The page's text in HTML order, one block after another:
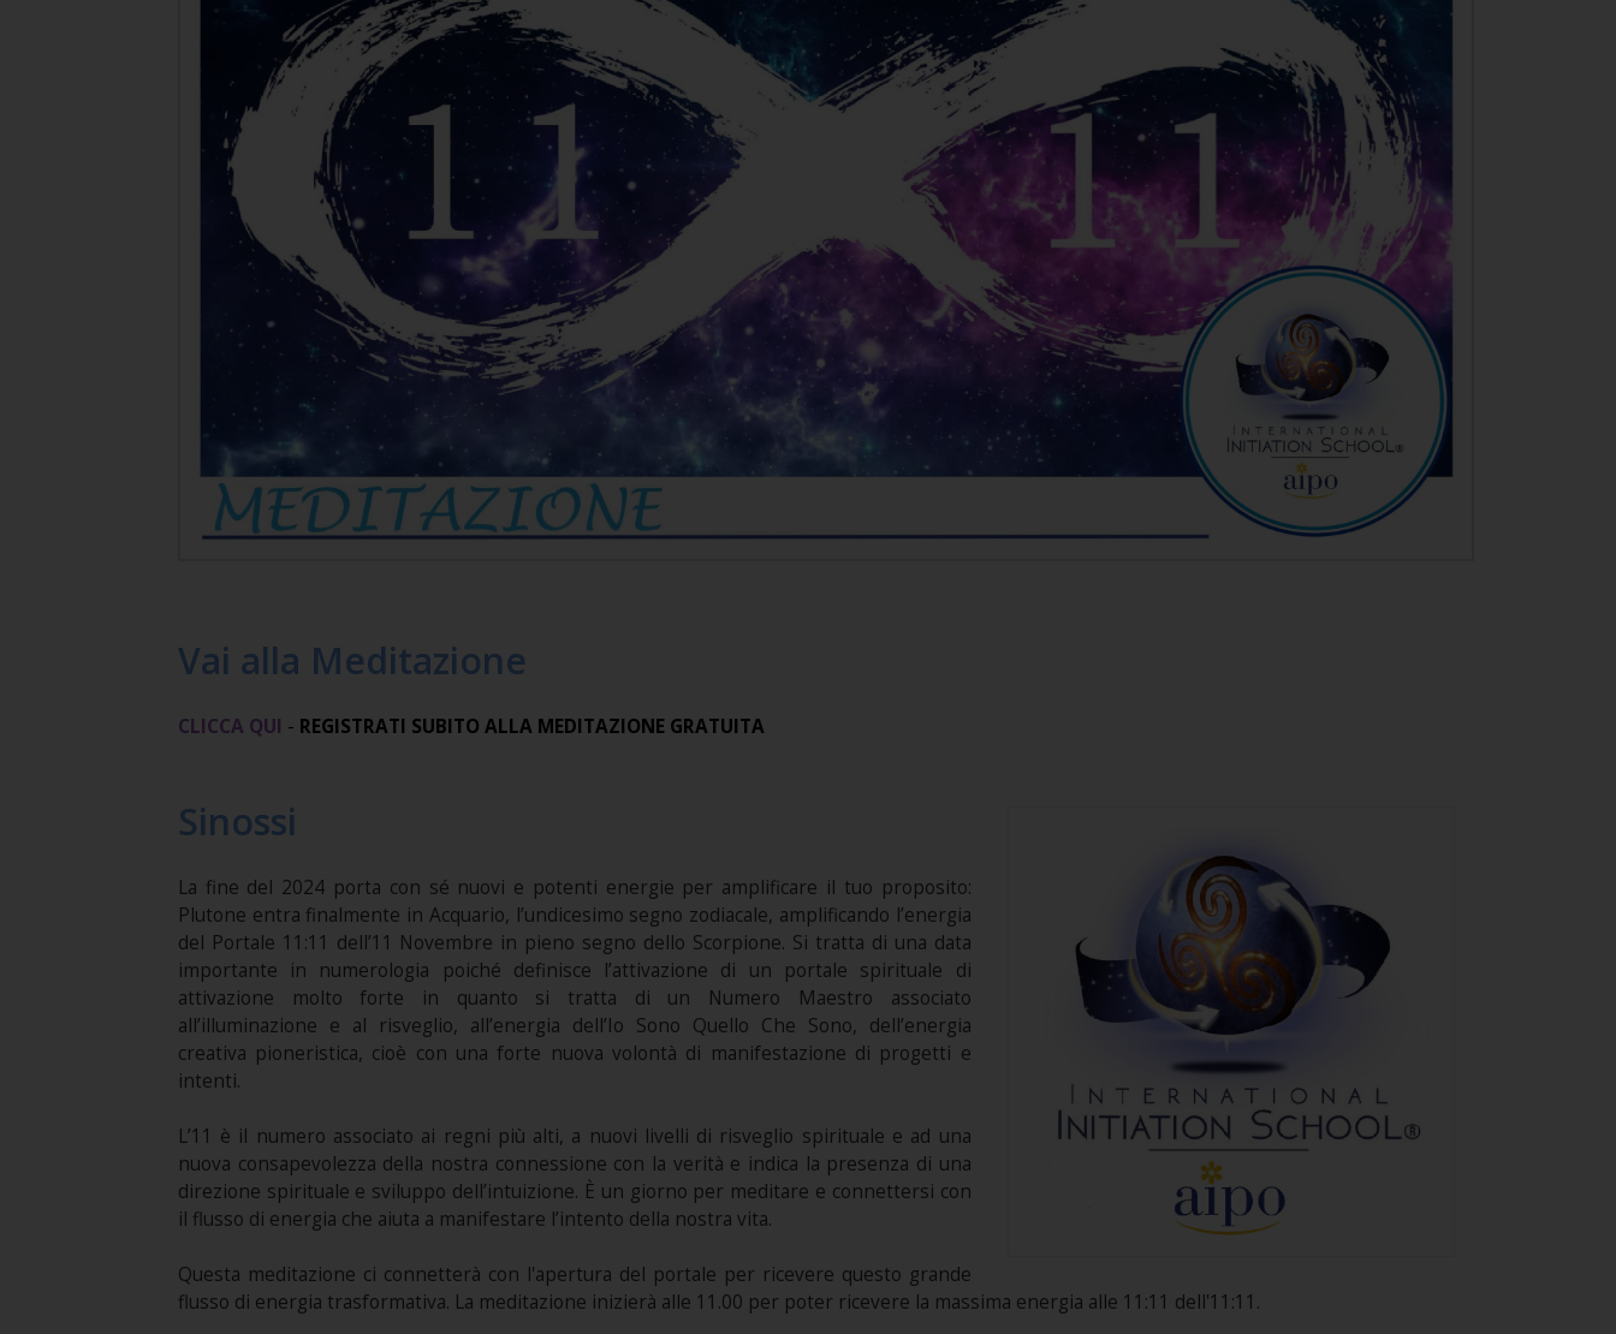
Vai alla Meditazione
CLICCA QUI - REGISTRATI SUBITO ALLA MEDITAZIONE GRATUITA
Sinossi
La fine del 2024 porta con sé nuovi e potenti energie per amplificare il tuo proposito:
Plutone entra finalmente in Acquario, l’undicesimo segno zodiacale, amplificando l’energia
del Portale 11:11 dell’11 Novembre in pieno segno dello Scorpione. Si tratta di una data
importante in numerologia poiché definisce l’attivazione di un portale spirituale di
attivazione molto forte in quanto si tratta di un Numero Maestro associato
all’illuminazione e al risveglio, all’energia dell’Io Sono Quello Che Sono, dell’energia
creativa pioneristica, cioè con una forte nuova volontà di manifestazione di progetti e
intenti.
L’11 è il numero associato ai regni più alti, a nuovi livelli di risveglio spirituale e ad una
nuova consapevolezza della nostra connessione con la verità e indica la presenza di una
direzione spirituale e sviluppo dell’intuizione. È un giorno per meditare e connettersi con
il flusso di energia che aiuta a manifestare l’intento della nostra vita.
Questa meditazione ci connetterà con l'apertura del portale per ricevere questo grande
flusso di energia trasformativa. La meditazione inizierà alle 11.00 per poter ricevere la massima energia alle 11:11 dell'11:11.